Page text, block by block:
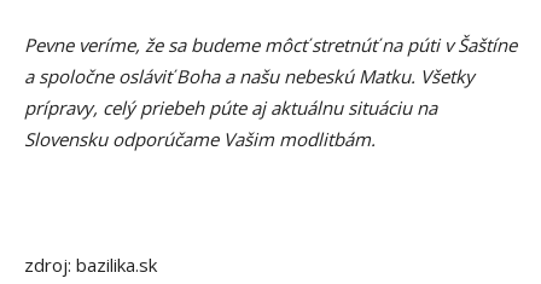
Pevne veríme, že sa budeme môcť stretnúť na púti v Šaštíne
a spoločne osláviť Boha a našu nebeskú Matku. Všetky
prípravy, celý priebeh púte aj aktuálnu situáciu na
Slovensku odporúčame Vašim modlitbám.
zdroj: bazilika.sk